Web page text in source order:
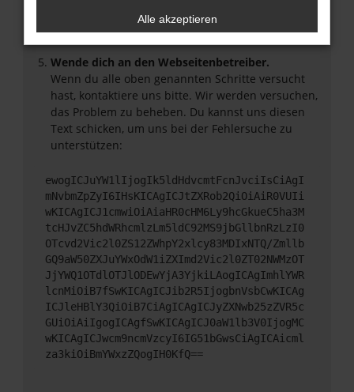
dass bestimmte Funktionen nicht mehr
Wende dich an den Webseitenbetreiber.
Wenn du alle oben genannten Schritte versucht
hast, kontaktiere uns bitte. Wir werden versuchen,
das Problem zu beheben. Du kannst uns diesen
Text schicken, um uns bei der Fehlersuche zu
unterstützen:
ewogICJuYW1lIjogIk5ldHdvcmtFcnJvciIsCiAgI
mNvbmZpZyI6IHsKICAgICJtZXRob2QiOiAiR0VUIi
wKICAgICJ1cmwiOiAiaHR0cHM6Ly9hcGkueC5ha3M
tcHJvZC5hdWRhcmlzLm5ldC92MS9jbGllbnRzLzI0
OTcvd2Vic2l0ZS12ZWhpY2xlcy83MDIxNTQ/Zmllb
GQ9aW50ZXJuYWxOdW1iZXImd2Vic2l0ZT02NWMzOT
JjYWQ1OTdlOTJlODEwYjA3YjkiLAogICAgImhlYWR
lcnMiOiB7fSwKICAgICJib2R5IjogbnVsbCwKICAg
ICJleHBlY3QiOiB7CiAgICAgICJyZXNwb25zZVR5c
GUiOiAiIgogICAgfSwKICAgICJ0aW1lb3V0IjogMC
wKICAgICJwcm9ncmVzcyI6IG51bGwsCiAgICAicml
za3kiOiBmYWxzZQogIH0KfQ==
Alle akzeptieren